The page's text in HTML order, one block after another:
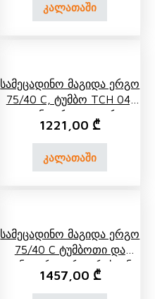
კალათაში
Სამეცადინო Მაგიდა Ერგო
75/40 C, Ტუმბო TCH 04,
Უკანა Ერთ Და Ორ
Იარუსიანი Თარო
1221,00 ₾
კალათაში
Სამეცადინო Მაგიდა Ერგო
75/40 C Ტუმბოთი Და
Უკანა Ორი Ორ Იარუსიანი
Თაროთი
1457,00 ₾